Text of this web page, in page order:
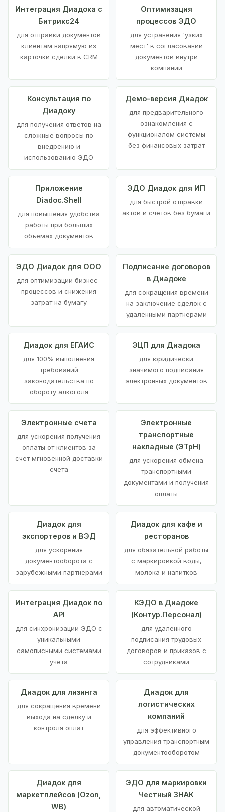
Интеграция Диадока с
Битрикс24
для отправки документов
клиентам напрямую из
карточки сделки в CRM
Оптимизация
процессов ЭДО
для устранения 'узких
мест' в согласовании
документов внутри
компании
Консультация по
Диадоку
для получения ответов на
сложные вопросы по
внедрению и
использованию ЭДО
Демо-версия Диадок
для предварительного
ознакомления с
функционалом системы
без финансовых затрат
Приложение
Diadoc.Shell
для повышения удобства
работы при больших
объемах документов
ЭДО Диадок для ИП
для быстрой отправки
актов и счетов без бумаги
ЭДО Диадок для ООО
для оптимизации бизнес-
процессов и снижения
затрат на бумагу
Подписание договоров
в Диадоке
для сокращения времени
на заключение сделок с
удаленными партнерами
Диадок для ЕГАИС
для 100% выполнения
требований
законодательства по
обороту алкоголя
ЭЦП для Диадока
для юридически
значимого подписания
электронных документов
Электронные счета
для ускорения получения
оплаты от клиентов за
счет мгновенной доставки
счета
Электронные
транспортные
накладные (ЭТрН)
для ускорения обмена
транспортными
документами и получения
оплаты
Диадок для
экспортеров и ВЭД
для ускорения
документооборота с
зарубежными партнерами
Диадок для кафе и
ресторанов
для обязательной работы
с маркировкой воды,
молока и напитков
Интеграция Диадок по
API
для синхронизации ЭДО с
уникальными
самописными системами
учета
КЭДО в Диадоке
(Контур.Персонал)
для удаленного
подписания трудовых
договоров и приказов с
сотрудниками
Диадок для лизинга
для сокращения времени
выхода на сделку и
контроля оплат
Диадок для
логистических
компаний
для эффективного
управления транспортным
документооборотом
Диадок для
маркетплейсов (Ozon,
WB)
ЭДО для маркировки
Честный ЗНАК
для автоматической